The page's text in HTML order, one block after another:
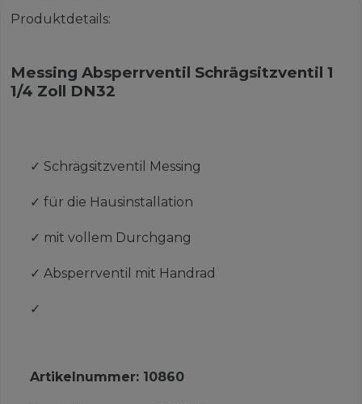
Produktdetails:
Messing Absperrventil Schrägsitzventil 1
1/4 Zoll DN32
✓ Schrägsitzventil Messing
✓ für die Hausinstallation
✓ mit vollem Durchgang
✓ Absperrventil mit Handrad
✓
Artikelnummer: 10860